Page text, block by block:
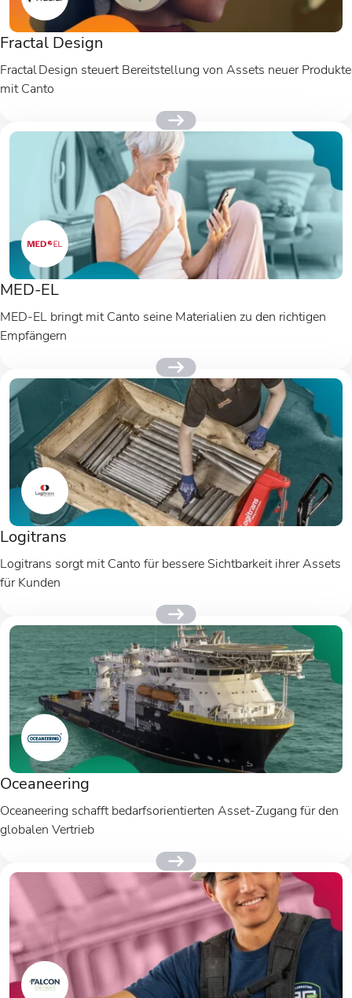
Fractal Design
Fractal Design steuert Bereitstellung von Assets neuer Produkte
mit Canto
MED-EL
MED-EL bringt mit Canto seine Materialien zu den richtigen
Empfängern
Logitrans
Logitrans sorgt mit Canto für bessere Sichtbarkeit ihrer Assets
für Kunden
Oceaneering
Oceaneering schafft bedarfsorientierten Asset-Zugang für den
globalen Vertrieb